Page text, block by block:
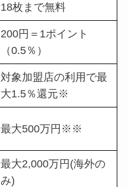
18枚まで無料
200円＝1ポイント
（0.5％）
対象加盟店の利用で最
大1.5％還元※
最大500万円※※
最大2,000万円(海外の
み)